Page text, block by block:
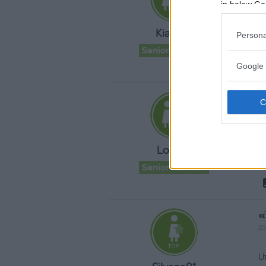
in below
Google
Kiara94
Senior Advisor
Lori871
Senior Advisor